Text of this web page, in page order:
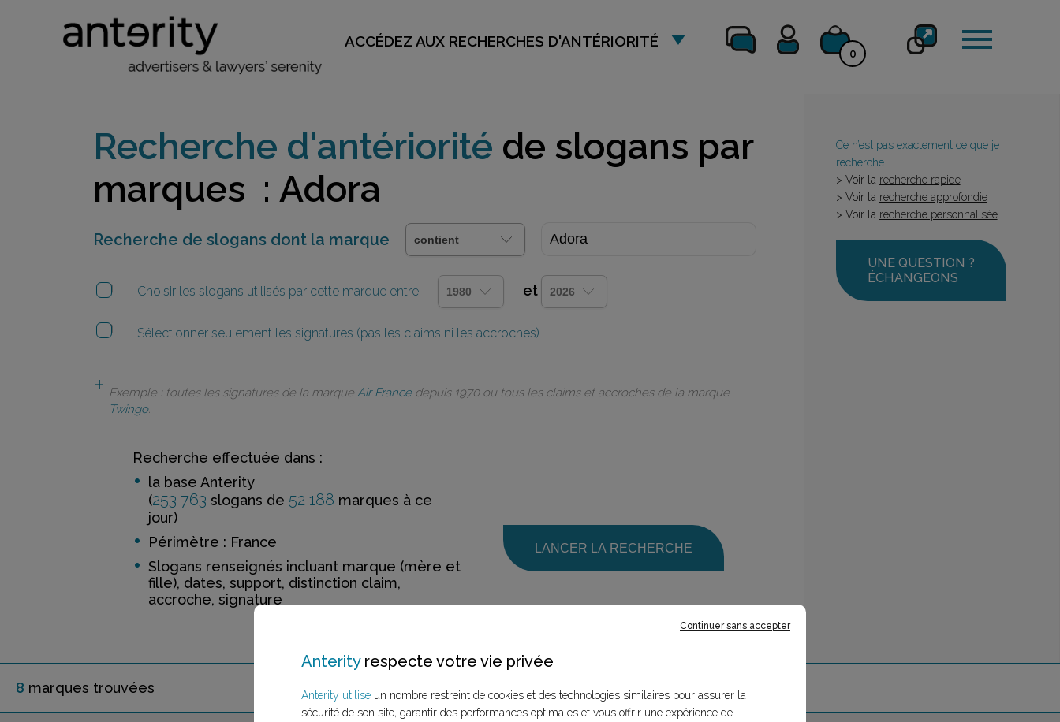
ACCÉDEZ AUX RECHERCHES D'ANTÉRIORITÉ
0
Recherche d'antériorité de slogans par
marques : Adora
Recherche de slogans dont la marque
Choisir les slogans utilisés par cette marque entre et
Sélectionner seulement les signatures (pas les claims ni les accroches)
Exemple : toutes les signatures de la marque Air Francedepuis 1970 ou tous les claims et accroches de la marque
Twingo.
Recherche effectuée dans :
la base Anterity
(253 763 slogans de 52 188 marques à ce
jour)
Périmètre : France
Slogans renseignés incluant marque (mère et
fille), dates, support, distinction claim,
accroche, signature
LANCER LA RECHERCHE
Ce n’est pas exactement ce que je
recherche
> Voir la recherche rapide
> Voir la recherche approfondie
> Voir la recherche personnalisée
UNE QUESTION ?
ÉCHANGEONS
8 marques trouvées
Continuer sans accepter
Anterityrespecte votre vie privée
Anterity utilise un nombre restreint de cookies et des technologies similaires pour assurer la
sécurité de son site, garantir des performances optimales et vous offrir une expérience de